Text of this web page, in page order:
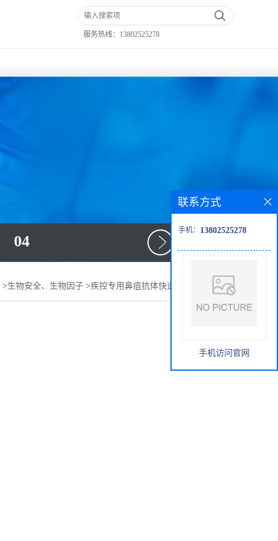
服务热线： 13802525278
04
>生物安全、生物因子 >疾控专用鼻疽抗体快速检测试剂说明书
联系方式
手机： 13802525278
手机访问官网